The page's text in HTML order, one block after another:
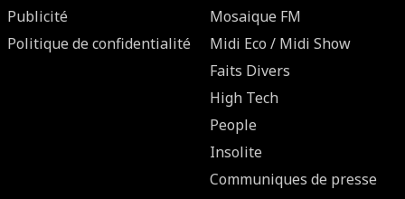
Publicité
Politique de confidentialité
Mosaique FM
Midi Eco / Midi Show
Faits Divers
High Tech
People
Insolite
Communiques de presse